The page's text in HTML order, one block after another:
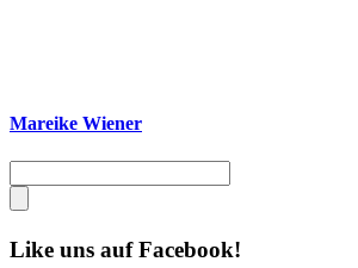
Mareike Wiener
Like uns auf Facebook!